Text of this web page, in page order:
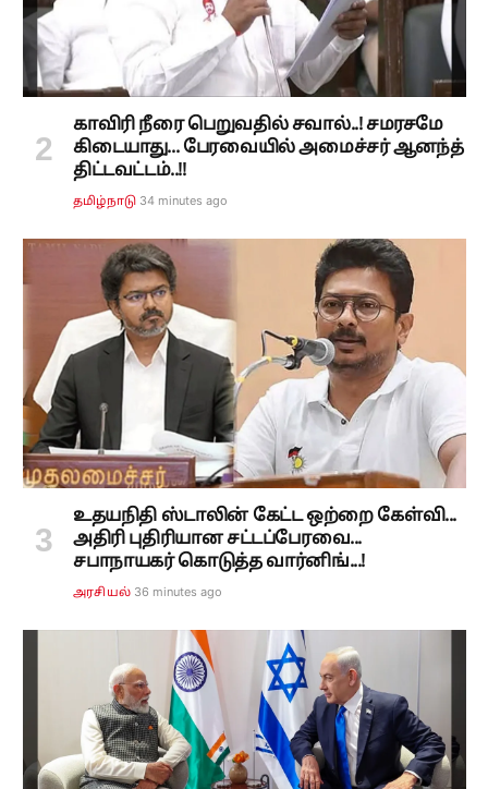
காவிரி நீரை பெறுவதில் சவால்..! சமரசமே
கிடையாது... பேரவையில் அமைச்சர் ஆனந்த்
திட்டவட்டம்..!!
தமிழ்நாடு 34 minutes ago
உதயநிதி ஸ்டாலின் கேட்ட ஒற்றை கேள்வி...
அதிரி புதிரியான சட்டப்பேரவை...
சபாநாயகர் கொடுத்த வார்னிங்...!
அரசியல் 36 minutes ago